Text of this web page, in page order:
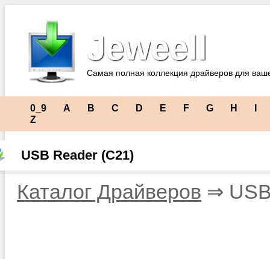
Jeweell
Самая полная коллекция драйверов для
0_9 A B C D E F G H
Z
USB Reader (C21)
Каталог Драйверов ⇒